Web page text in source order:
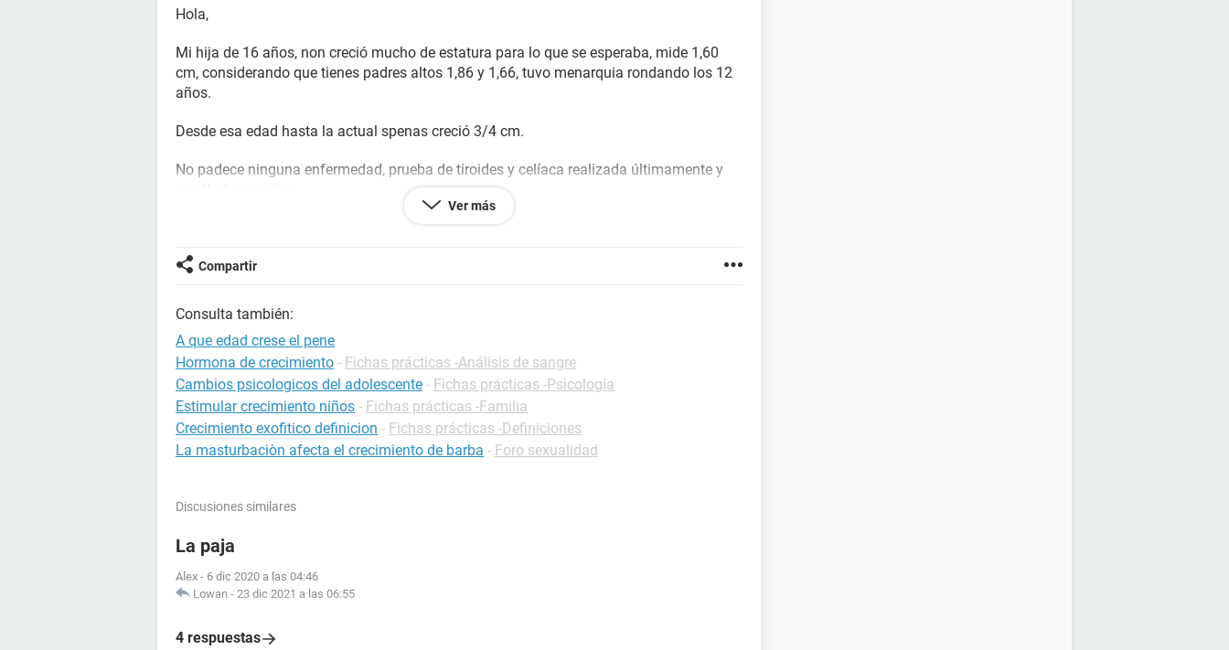
Hola,
Mi hija de 16 años, non creció mucho de estatura para lo que se esperaba, mide 1,60
cm, considerando que tienes padres altos 1,86 y 1,66, tuvo menarquia rondando los 12
años.
Desde esa edad hasta la actual spenas creció 3/4 cm.
No padece ninguna enfermedad, prueba de tiroides y celíaca realizada últimamente y
Ver más
Compartir
Consulta también:
A que edad crese el pene
Hormona de crecimiento - Fichas prácticas -Análisis de sangre
Cambios psicologicos del adolescente - Fichas prácticas -Psicología
Estimular crecimiento niños - Fichas prácticas -Familia
Crecimiento exofitico definicion - Fichas prácticas -Definiciones
La masturbaciòn afecta el crecimiento de barba - Foro sexualidad
Discusiones similares
La paja
Alex - 6 dic 2020 a las 04:46
Lowan - 23 dic 2021 a las 06:55
4 respuestas